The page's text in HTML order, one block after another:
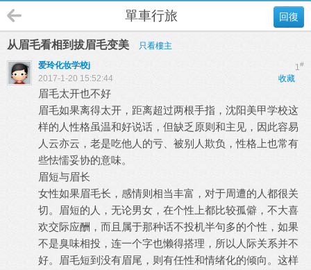
回復
單車行旅
从眉毛看相到拔眉毛变美 只看樓主
1#
爱玲化妆学校j
收藏
2017-1-20 15:52:44
眉毛太开也不好
眉毛如果离得太开，距离超过两根手指，沈阳美甲学校这
样的人性格虽温和好说话，但缺乏原则和主见，因此容易
人云亦云，老是吃他人的亏、被别人欺负，性格上也常有
些怯懦妥协的意味。
眉短与眉长
女性如果眉毛长，感情则相当丰富，对于周遭的人都很关
切。眉短的人，无论男女，在个性上都比较孤僻，不大喜
欢交际应酬，而且属于那种话不投机半句多的个性，如果
不是臭味相投，连一个字也懒得搭理，所以人际关系并不
好。眉毛短到没有眉尾，则有任性和情绪化的倾向。这样